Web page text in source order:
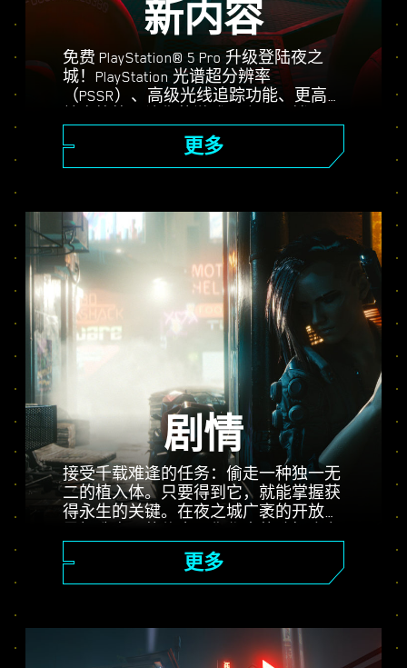
新内容
免费 PlayStation® 5 Pro 升级登陆夜之
城！PlayStation 光谱超分辨率
（PSSR）、高级光线追踪功能、更高的
种图形模式可选：性能、光线追踪和光
线追踪 Pro，享受强化视觉画面、更流
畅的操作以及《赛博朋克 2077》在
更多
剧情
接受千载难逢的任务：偷走一种独一无
二的植入体。只要得到它，就能掌握获
得永生的关键。在夜之城广袤的开放世
右剧情的走向，影响周遭人物。完成各
种委托，从前途无量的雇佣兵一步步成
为传说中的赛博朋克。而那个人人趋之
的秘密？
更多